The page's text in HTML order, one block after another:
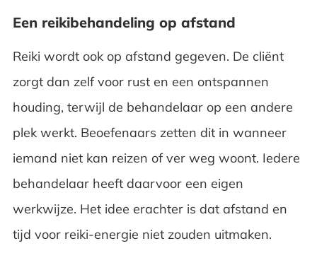
Een reikibehandeling op afstand
Reiki wordt ook op afstand gegeven. De cliënt
zorgt dan zelf voor rust en een ontspannen
houding, terwijl de behandelaar op een andere
plek werkt. Beoefenaars zetten dit in wanneer
iemand niet kan reizen of ver weg woont. Iedere
behandelaar heeft daarvoor een eigen
werkwijze. Het idee erachter is dat afstand en
tijd voor reiki-energie niet zouden uitmaken.